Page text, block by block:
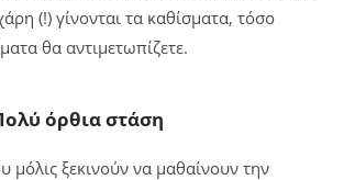
(!) γίνονται τα καθίσματα, τόσο
θα αντιμετωπίζετε.
όρθια στάση
μόλις ξεκινούν να μαθαίνουν την